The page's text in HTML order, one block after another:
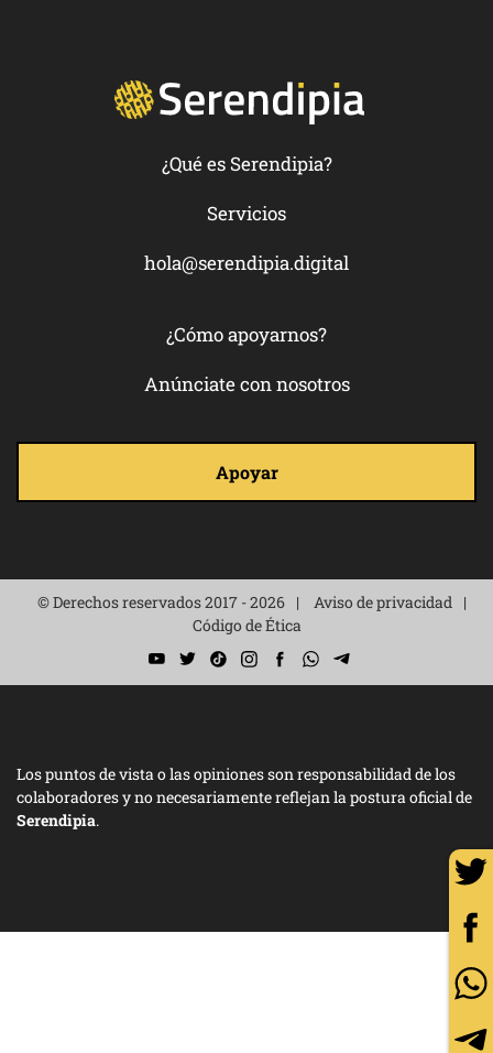
¿Qué es Serendipia?
Servicios
hola@serendipia.digital
¿Cómo apoyarnos?
Anúnciate con nosotros
Apoyar
© Derechos reservados 2017 - 2026
Aviso de privacidad
Código de Ética
Los puntos de vista o las opiniones son responsabilidad de los
colaboradores y no necesariamente reflejan la postura oficial de
Serendipia.